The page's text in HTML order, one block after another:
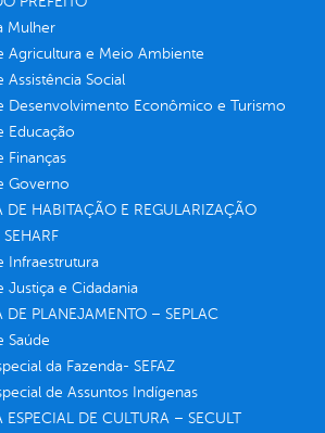
Mulher
Agricultura e Meio Ambiente
Assistência Social
Desenvolvimento Econômico e Turismo
Educação
Finanças
Governo
DE HABITAÇÃO E REGULARIZAÇÃO
Infraestrutura
Justiça e Cidadania
DE PLANEJAMENTO – SEPLAC
Saúde
da Fazenda- SEFAZ
de Assuntos Indígenas
ESPECIAL DE CULTURA – SECULT